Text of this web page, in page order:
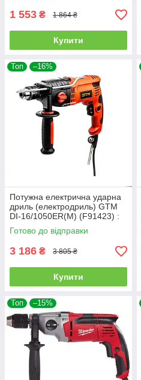
1 553 ₴ 1 864 ₴
Купити
Топ –16%
Потужна електрична ударна
дриль (електродриль) GTM
DI-16/1050ER(M) (F91423) :
1050 Вт, 3000 об/хв, вага 3.2
кг
Готово до відправки
3 186 ₴ 3 805 ₴
Купити
Топ –15%